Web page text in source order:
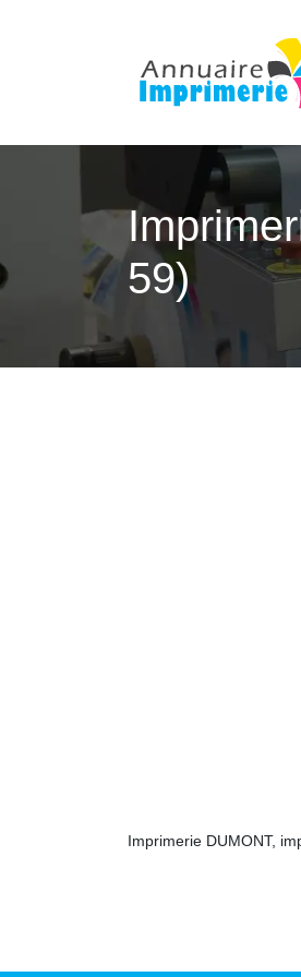
59)
Imprimerie DUMONT,